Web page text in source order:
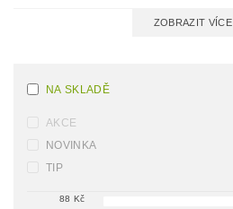
ZOBRAZIT VÍCE
NA SKLADĚ
AKCE
NOVINKA
TIP
88 Kč